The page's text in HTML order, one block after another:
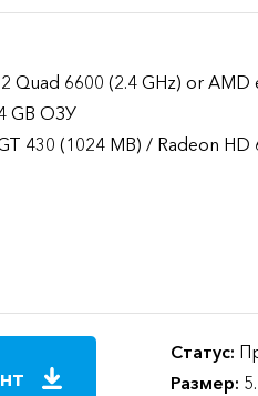
Quad 6600 (2.4 GHz) or AMD
GB ОЗУ
430 (1024 MB) / Radeon HD
Статус:
Размер: